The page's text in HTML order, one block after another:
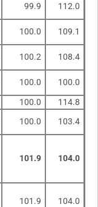
99.9 112.0
100.0 109.1
100.2 108.4
100.0 100.0
100.0
114.8
100.0 103.4
101.9 104.0
101.9 104.0